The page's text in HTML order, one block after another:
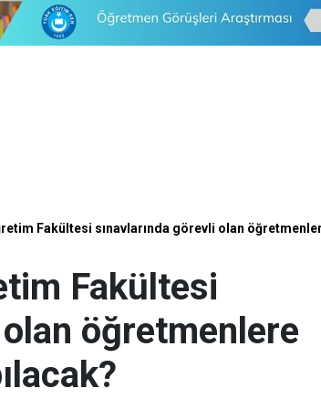
Fakültesi sınavlarında görevli olan
Fakültesi
öğretmenlere